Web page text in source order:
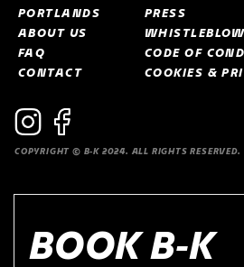
PORTLANDS
ABOUT US
FAQ
CONTACT
PRESS
CODE OF
COOKIES &
COPYRIGHT © B-K 2024. ALL RIGHTS RESERVED.
BOOK B-K